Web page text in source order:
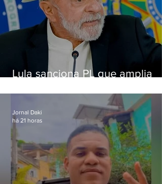
Lula sanciona PL que amplia
crianças
Jornal Daki
há 21 horas